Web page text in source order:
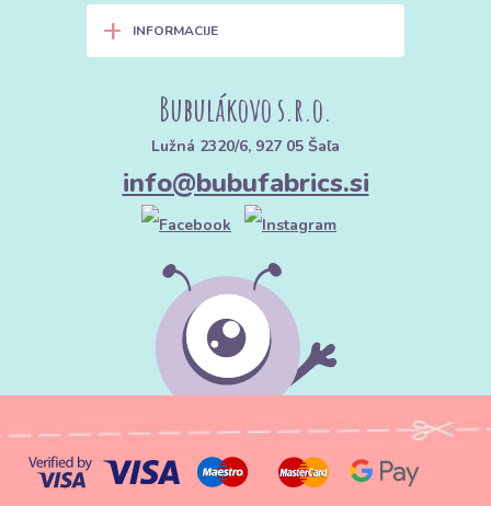
+ INFORMACIJE
Bubulákovo s.r.o.
Lužná 2320/6, 927 05 Šaľa
info@bubufabrics.si